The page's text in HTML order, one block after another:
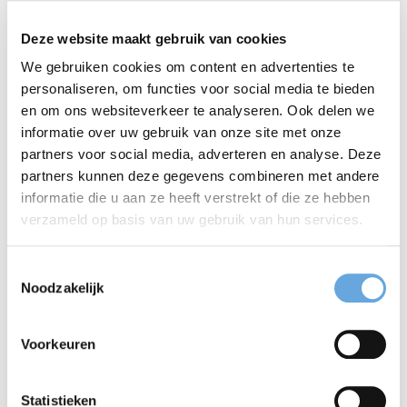
Deze website maakt gebruik van cookies
We gebruiken cookies om content en advertenties te
personaliseren, om functies voor social media te bieden
en om ons websiteverkeer te analyseren. Ook delen we
informatie over uw gebruik van onze site met onze
partners voor social media, adverteren en analyse. Deze
partners kunnen deze gegevens combineren met andere
informatie die u aan ze heeft verstrekt of die ze hebben
verzameld op basis van uw gebruik van hun services.
Noodzakelijk
Voorkeuren
Statistieken
reden zijn omwijníét te gebruiken. 'Zoals we vorige
week afspraken' klinkt soepeler en natuurlijker dan
'zoals wij vorige week afspraken'.
Misverstand 4: ‘Vermijd
ik/we/wij, dat komt
professioneler over’
minder. Toch wil je niet de schrijvers de kost geven
die hardnekkig kiezen voor onpersoonlijke zinnen
schrijven ‘Uw aanvraag is beoordeeld’ dan ‘We